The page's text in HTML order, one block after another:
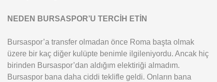
NEDEN BURSASPOR’U TERCİH ETİN
Bursaspor’a transfer olmadan önce Roma başta olmak
üzere bir kaç diğer kulüpte benimle ilgileniyordu. Ancak hiç
birinden Bursaspor’dan aldığım elektiriği almadım.
Bursaspor bana daha ciddi teklifle geldi. Onların bana